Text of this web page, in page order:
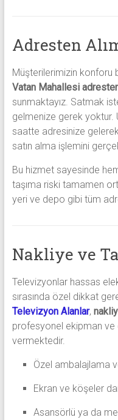
Adresten
Müşterilerimizin konforu
Vatan Mahallesi
sunmaktayız. Satmak
gelmenize gerek yoktur.
saatte adresinize
satın alma işlemini
Bu hizmet sayesinde
taşıma riski tamamen
yeri ve depo gibi tüm
Nakliye ve
Televizyonlar hassas
sırasında özel dikkat
Televizyon Alanlar,
profesyonel ekipman
vermektedir.
Özel ambalajlama
Ekran ve köşeler
Asansörlü ya da